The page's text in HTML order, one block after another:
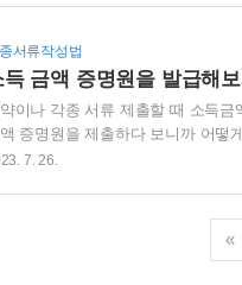
서류작성법
득 금액 증명원을 발급해
이나 각종 서류 제출할 때 소득
증명원을 제출하다 보니까 어떻
겪는 분께 도움이 되었으면 좋겠네
알아보겠습니다. 우선 네이버나
7. 26.
«